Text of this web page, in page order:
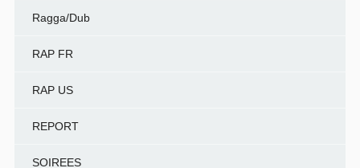
Ragga/Dub
RAP FR
RAP US
REPORT
SOIREES